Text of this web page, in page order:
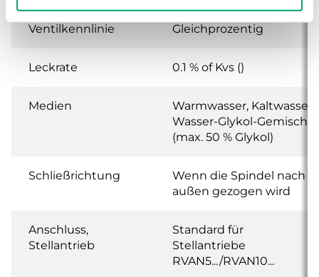
Ventilkennlinie Gleichprozentig
Leckrate 0.1 % of Kvs ()
Medien
Warmwasser, Kaltwasser,
Wasser-Glykol-Gemisch
(max. 50 % Glykol)
Schließrichtung
Wenn die Spindel nach
außen gezogen wird
Anschluss,
Stellantrieb
Standard für
Stellantriebe
RVAN5.../RVAN10...